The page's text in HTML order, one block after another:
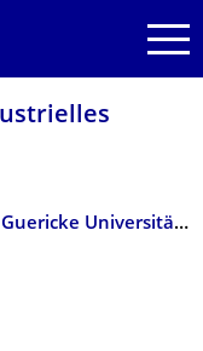
Lehrstuhlvertretung an der Otto von Guericke Universität Magdeburg